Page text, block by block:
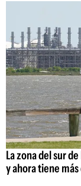
La zona del sur
y ahora tiene